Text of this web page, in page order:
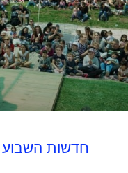
חדשות השבוע